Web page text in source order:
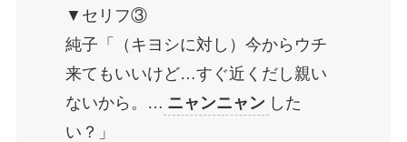
▼セリフ③
純子「（キヨシに対し）今からウチ
来てもいいけど…すぐ近くだし親い
ないから。… ニャンニャン した
い？」